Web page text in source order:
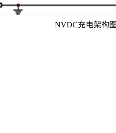
NVDC充电架构图